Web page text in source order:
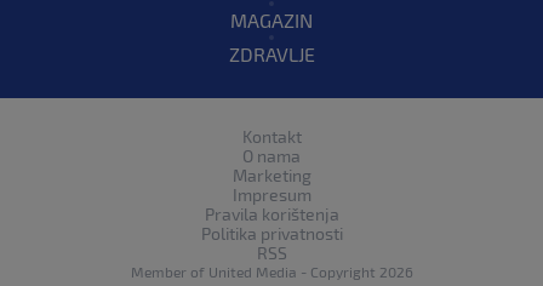
MAGAZIN
ZDRAVLJE
Kontakt
O nama
Marketing
Impresum
Pravila korištenja
Politika privatnosti
RSS
Member of United Media - Copyright 2026